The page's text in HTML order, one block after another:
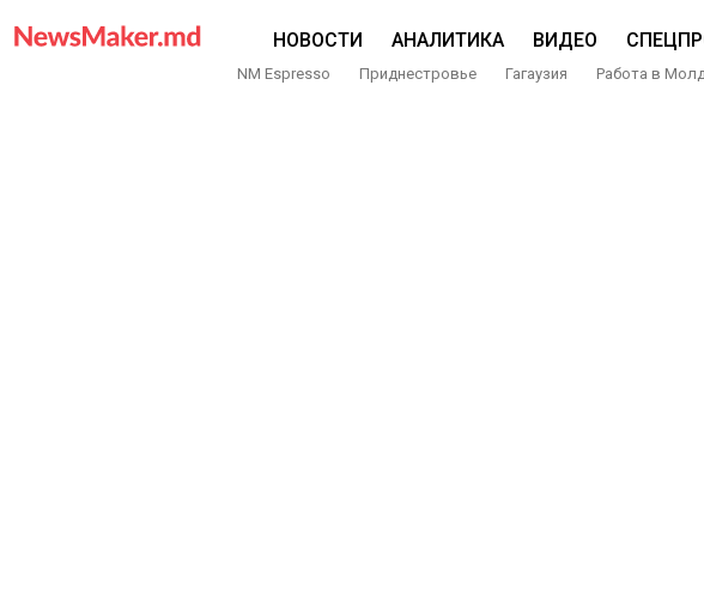
НОВОСТИ АНАЛИТИКА ВИДЕО
NM Espresso Приднестровье Гагаузия Работа в